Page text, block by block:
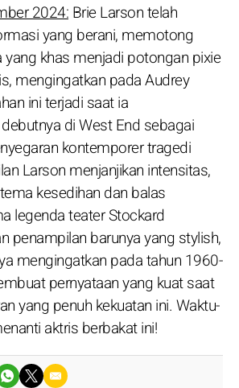
2024: Brie Larson telah
yang berani, memotong
khas menjadi potongan pixie
mengingatkan pada Audrey
ini terjadi saat ia
di West End sebagai
kontemporer tragedi
Larson menjanjikan intensitas,
kesedihan dan balas
legenda teater Stockard
penampilan barunya yang stylish,
mengingatkan pada tahun 1960-
pernyataan yang kuat saat
yang penuh kekuatan ini. Waktu-
aktris berbakat ini!